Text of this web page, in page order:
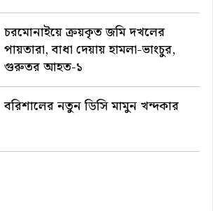
চরমোনাইয়ে ক্রয়কৃত জমি দখলের
পায়তারা, বাধা দেয়ায় হামলা-ভাংচুর,
গুরুতর আহত-১
বরিশালের নতুন ডিসি মামুন খন্দকার